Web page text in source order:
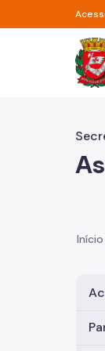
Pular para o
Início